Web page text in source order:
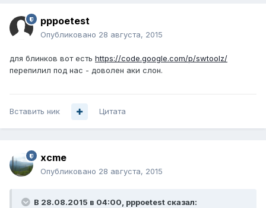
pppoetest
Опубликовано 28 августа, 2015
для блинков вот есть https://code.google.com/p/swtoolz/
перепилил под нас - доволен аки слон.
Вставить ник Цитата
xcme
Опубликовано 28 августа, 2015
В 28.08.2015 в 04:00, pppoetest сказал: